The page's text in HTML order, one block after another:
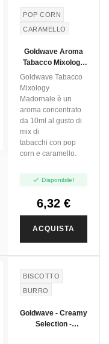
POP CORN
CARAMELLO
Goldwave Aroma
Tabacco Mixology
Madornale - 10ml
Goldwave Tabacco
Mixology
Madornale è un
aroma concentrato
da 10ml al gusto di
mix di
tabacchi con pop
corn e caramello.
 Disponibile!
6,32 €
ACQUISTA
BISCOTTO
BURRO
Goldwave - Creamy
Selection -